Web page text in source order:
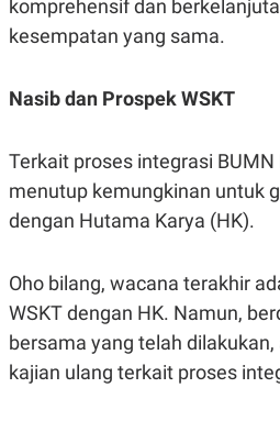
komprehensif dan
kesempatan yang sama.
Nasib dan Prospek WSKT
Terkait proses integrasi BUMN
menutup kemungkinan untuk
dengan Hutama Karya (HK).
Oho bilang, wacana terakhir
WSKT dengan HK. Namun,
bersama yang telah
kajian ulang terkait proses